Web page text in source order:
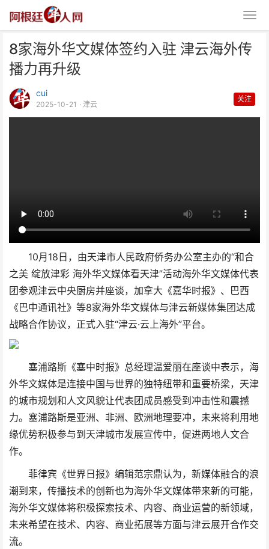
8家海外华文媒体签约入驻 津云海外传
播力再升级
cui
2025-10-21 · 津云
关注
10月18日，由天津市人民政府侨务办公室主办的“和合
之美 绽放津彩 海外华文媒体看天津”活动海外华文媒体代表
团参观津云中央厨房并座谈，加拿大《嘉华时报》、巴西
《巴中通讯社》等8家海外华文媒体与津云新媒体集团达成
战略合作协议，正式入驻“津云·云上海外”平台。
塞浦路斯《塞中时报》总经理温爱丽在座谈中表示，海
外华文媒体是连接中国与世界的独特纽带和重要桥梁，天津
的城市规划和人文风貌让代表团成员感受到冲击性和震撼
力。塞浦路斯是亚洲、非洲、欧洲地理要冲，未来将利用地
缘优势积极参与到天津城市发展宣传中，促进两地人文合
作。
菲律宾《世界日报》编辑范宗鼎认为，新媒体融合的浪
潮到来，传播技术的创新也为海外华文媒体带来新的可能，
海外华文媒体将积极探索技术、内容、商业运营的新领域，
未来希望在技术、内容、商业拓展等方面与津云展开合作交
流。